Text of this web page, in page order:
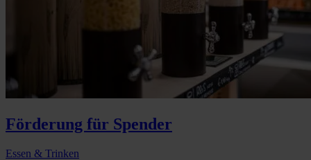
Förderung für Spender
Essen & Trinken